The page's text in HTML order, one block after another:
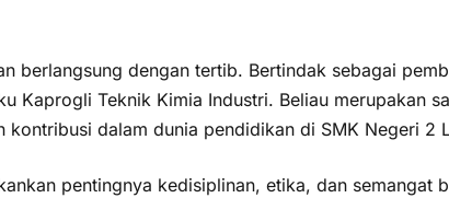
berlangsung dengan tertib. Bertindak sebagai
Kaprogli Teknik Kimia Industri. Beliau merupakan
dalam dunia pendidikan di SMK Negeri 2
pentingnya kedisiplinan, etika, dan semangat